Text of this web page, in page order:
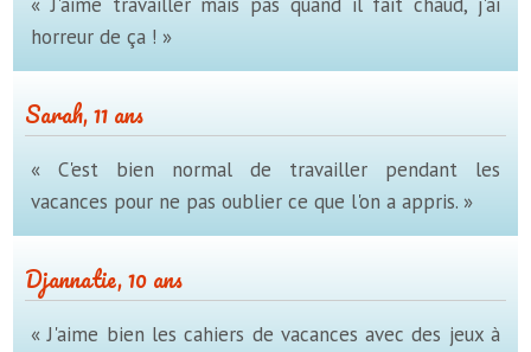
horreur de ça ! »
Sarah, 11 ans
« C'est bien normal de travailler pendant les
vacances pour ne pas oublier ce que l'on a appris. »
Djannatie, 10 ans
« J'aime bien les cahiers de vacances avec des jeux à